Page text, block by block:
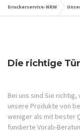
Druckerservice-NRW
Die richtige
Bei uns sind Sie richtig,
unsere Produkte von
weniger als mit bester
fundierte Vorab-